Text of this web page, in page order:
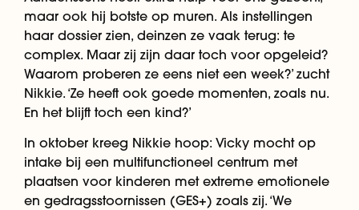
maar ook hij botste op muren. Als instellingen
haar dossier zien, deinzen ze vaak terug: te
complex. Maar zij zijn daar toch voor opgeleid?
Waarom proberen ze eens niet een week?’ zucht
Nikkie. ‘Ze heeft ook goede momenten, zoals nu.
En het blijft toch een kind?’
In oktober kreeg Nikkie hoop: Vicky mocht op
intake bij een multifunctioneel centrum met
plaatsen voor kinderen met extreme emotionele
en gedragsstoornissen (GES+) zoals zij. ‘We